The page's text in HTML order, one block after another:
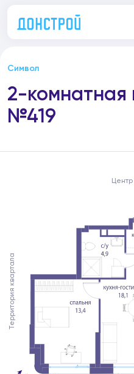
Символ
2-комнатная
№419
Территория квартала